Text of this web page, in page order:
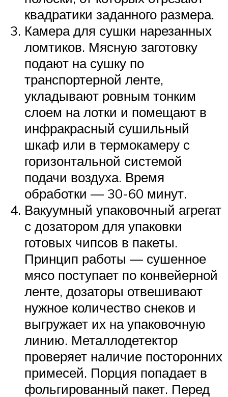
квадратики заданного размера.
Камера для сушки нарезанных
ломтиков. Мясную заготовку
подают на сушку по
транспортерной ленте,
укладывают ровным тонким
слоем на лотки и помещают в
инфракрасный сушильный
шкаф или в термокамеру с
горизонтальной системой
подачи воздуха. Время
обработки — 30-60 минут.
Вакуумный упаковочный агрегат
с дозатором для упаковки
готовых чипсов в пакеты.
Принцип работы — сушенное
мясо поступает по конвейерной
ленте, дозаторы отвешивают
нужное количество снеков и
выгружает их на упаковочную
линию. Металлодетектор
проверяет наличие посторонних
примесей. Порция попадает в
фольгированный пакет. Перед